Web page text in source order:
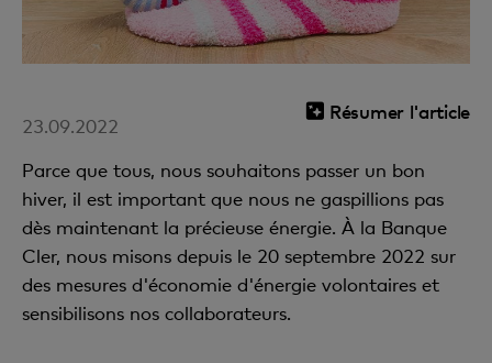
Résumer l'article
23.09.2022
Parce que tous, nous souhaitons passer un bon
hiver, il est important que nous ne gaspillions pas
dès maintenant la précieuse énergie. À la Banque
Cler, nous misons depuis le 20 septembre 2022 sur
des mesures d'économie d'énergie volontaires et
sensibilisons nos collaborateurs.